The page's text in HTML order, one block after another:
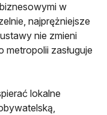
w
najprężniejsze
nie zmieni
zasługuje
lokalne